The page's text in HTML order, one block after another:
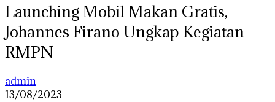
Launching Mobil Makan Gratis,
Johannes Firano Ungkap Kegiatan
RMPN
admin
13/08/2023